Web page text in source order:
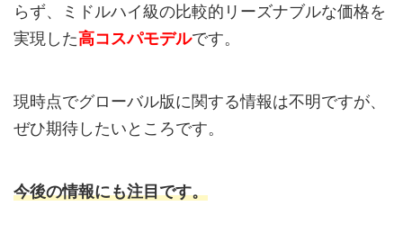
らず、ミドルハイ級の比較的リーズナブルな価格を
実現した高コスパモデルです。
現時点でグローバル版に関する情報は不明ですが、
ぜひ期待したいところです。
今後の情報にも注目です。